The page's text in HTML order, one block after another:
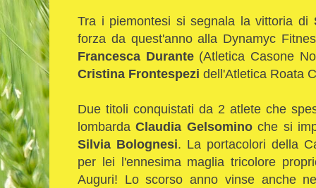
Tra i piemontesi si segnala la vittoria di
forza da quest'anno alla Dynamyc
Francesca Durante (Atletica Casone
Cristina Frontespezi dell'Atletica Roata
Due titoli conquistati da 2 atlete che
lombardaClaudia Gelsominoche si
Silvia Bolognesi. La portacolori della
per lei l'ennesima maglia tricolore
Auguri! Lo scorso anno vinse anche